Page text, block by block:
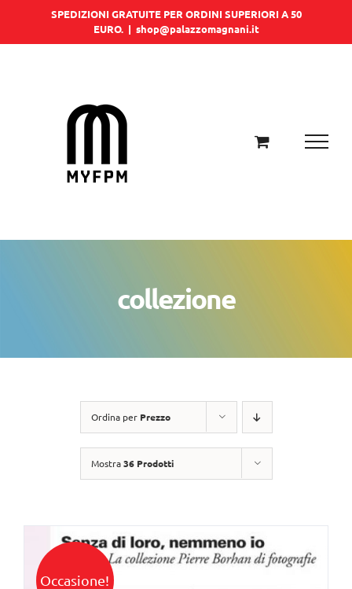
SPEDIZIONI GRATUITE PER ORDINI SUPERIORI A 50
EURO. | shop@palazzomagnani.it
collezione
Ordina per Prezzo
Mostra36 Prodotti
Occasione!